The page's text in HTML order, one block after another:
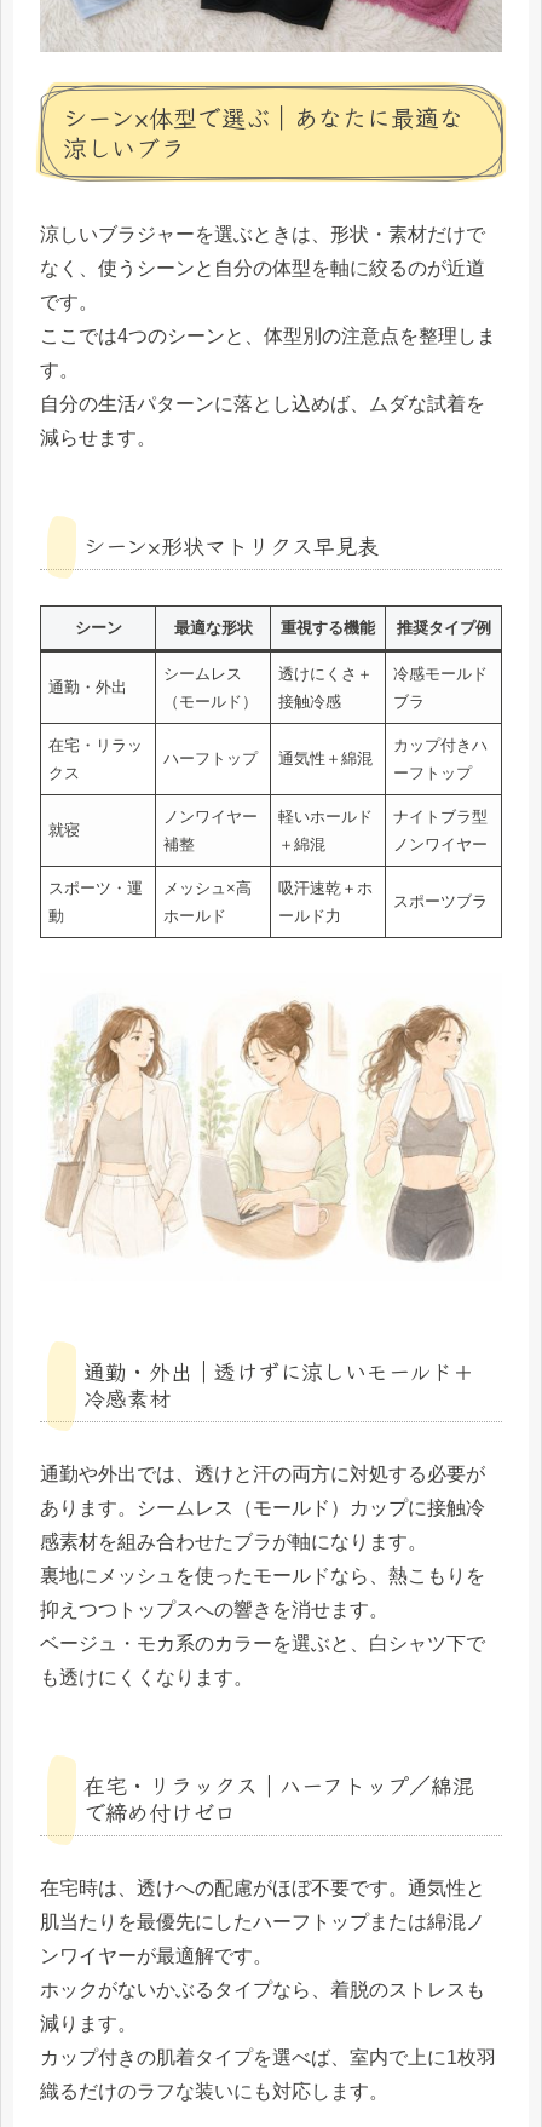
シーン×体型で選ぶ｜あなたに最適な
涼しいブラ
涼しいブラジャーを選ぶときは、形状・素材だけで
なく、使うシーンと自分の体型を軸に絞るのが近道
です。
ここでは4つのシーンと、体型別の注意点を整理しま
す。
自分の生活パターンに落とし込めば、ムダな試着を
減らせます。
シーン×形状マトリクス早見表
シーン 最適な形状 重視する機能 推奨タイプ例
通勤・外出
シームレス
（モールド）
透けにくさ＋
接触冷感
冷感モールド
ブラ
在宅・リラッ
クス
ハーフトップ 通気性＋綿混
カップ付きハ
ーフトップ
就寝
ノンワイヤー
補整
軽いホールド
＋綿混
ナイトブラ型
ノンワイヤー
スポーツ・運
動
メッシュ×高
ホールド
吸汗速乾＋ホ
ールド力
スポーツブラ
通勤・外出｜透けずに涼しいモールド＋
冷感素材
通勤や外出では、透けと汗の両方に対処する必要が
あります。シームレス（モールド）カップに接触冷
感素材を組み合わせたブラが軸になります。
裏地にメッシュを使ったモールドなら、熱こもりを
抑えつつトップスへの響きを消せます。
ベージュ・モカ系のカラーを選ぶと、白シャツ下で
も透けにくくなります。
在宅・リラックス｜ハーフトップ／綿混
で締め付けゼロ
在宅時は、透けへの配慮がほぼ不要です。通気性と
肌当たりを最優先にしたハーフトップまたは綿混ノ
ンワイヤーが最適解です。
ホックがないかぶるタイプなら、着脱のストレスも
減ります。
カップ付きの肌着タイプを選べば、室内で上に1枚羽
織るだけのラフな装いにも対応します。